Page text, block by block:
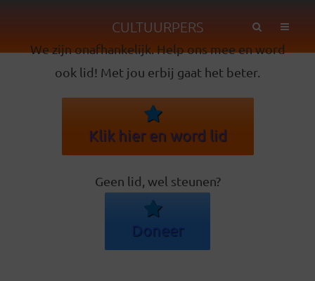
CULTUURPERS
We zijn onafhankelijk. Help ons mee en word
ook lid! Met jou erbij gaat het beter.
Klik hier en word lid
Geen lid, wel steunen?
Doneer